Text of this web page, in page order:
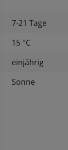
7-21 Tage
15 °C
einjährig
Sonne